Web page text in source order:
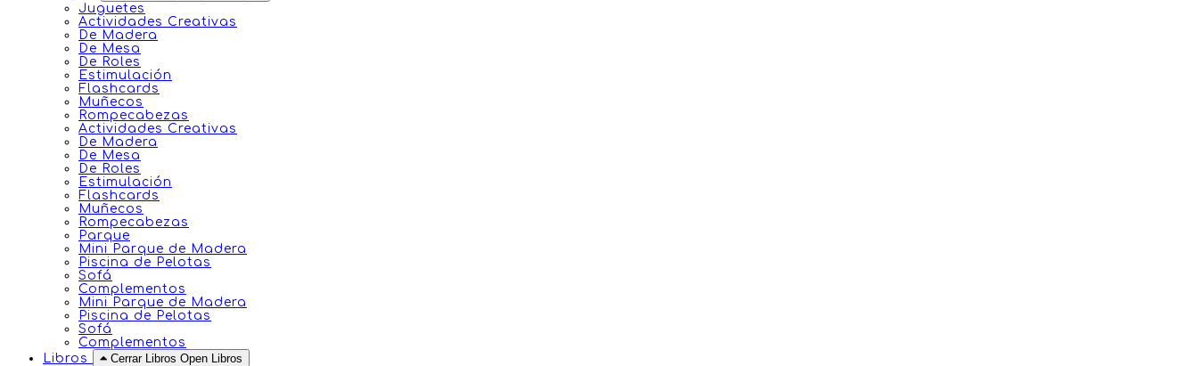
Juguetes
Actividades Creativas
De Madera
De Mesa
De Roles
Estimulación
Flashcards
Muñecos
Rompecabezas
Actividades Creativas
De Madera
De Mesa
De Roles
Estimulación
Flashcards
Muñecos
Rompecabezas
Parque
Mini Parque de Madera
Piscina de Pelotas
Sofá
Complementos
Mini Parque de Madera
Piscina de Pelotas
Sofá
Complementos
Libros
Cerrar Libros Open Libros